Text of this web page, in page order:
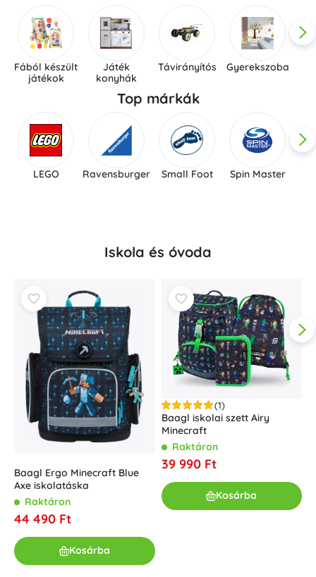
Fából készült
játékok
Játék
konyhák
Távirányítós Gyerekszoba
Top márkák
LEGO Ravensburger Small Foot Spin Master
Iskola és óvoda
Baagl Ergo Minecraft Blue
Axe iskolatáska
Raktáron
44 490 Ft
Kosárba
(1)
Baagl iskolai szett Airy
Minecraft
Raktáron
39 990 Ft
Kosárba